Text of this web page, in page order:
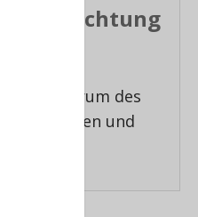
Spektrum des
Farben und